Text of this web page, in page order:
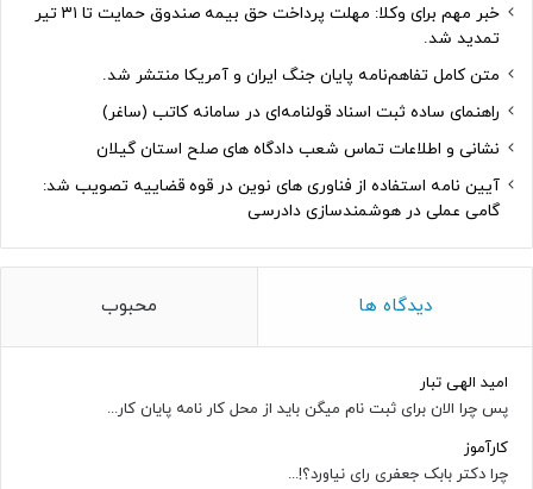
خبر مهم برای وکلا: مهلت پرداخت حق بیمه صندوق حمایت تا ۳۱ تیر
تمدید شد.
متن کامل تفاهم‌نامه پایان جنگ ایران و آمریکا منتشر شد.
راهنمای ساده ثبت اسناد قولنامه‌ای در سامانه کاتب (ساغر)
نشانی و اطلاعات تماس شعب دادگاه های صلح استان گیلان
آیین نامه استفاده از فناوری های نوین در قوه قضاییه تصویب شد:
گامی عملی در هوشمندسازی دادرسی
دیدگاه ها محبوب
امید الهی تبار
پس چرا الان برای ثبت نام میگن باید از محل کار نامه پایان کار...
کارآموز
چرا دکتر بابک جعفری رای نیاورد؟!...